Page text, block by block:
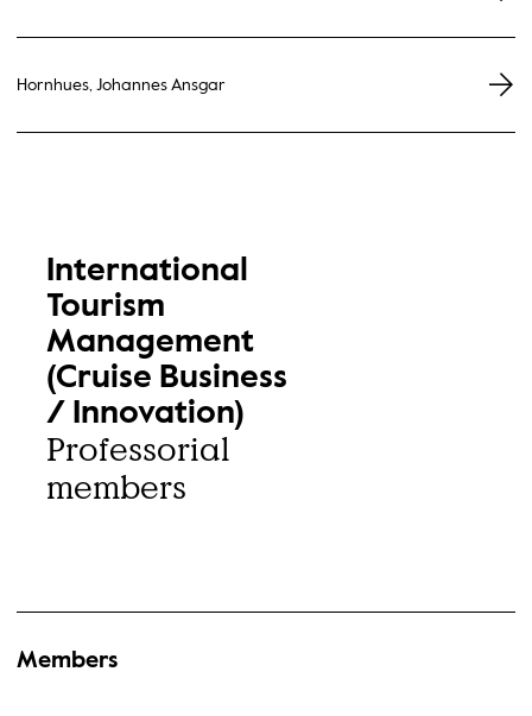
Hornhues, Johannes Ansgar
International
Tourism
Management
(Cruise Business
/ Innovation)
Professorial
members
Members